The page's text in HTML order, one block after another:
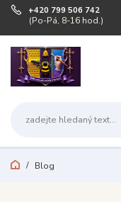
+420 799 506 742
(Po-Pá, 8-16 hod.)
Blog